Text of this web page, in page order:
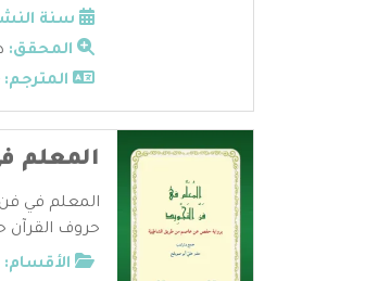
سنة
المحقق:
المترجم:
المعلم
المعلم في فن
حروف القرآن
الأقسام: